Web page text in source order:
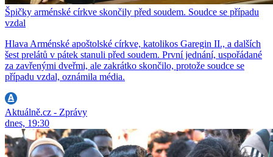
Špičky arménské církve skončily před soudem. Soudce se případu
vzdal
Hlava Arménské apoštolské církve, katolikos Garegin II., a dalších
šest prelátů v pátek stanuli před soudem. První jednání, uspořádané
za zavřenými dveřmi, ale zakrátko skončilo, protože soudce se
případu vzdal, oznámila média.
Aktuálně.cz - Zprávy
dnes, 19:30